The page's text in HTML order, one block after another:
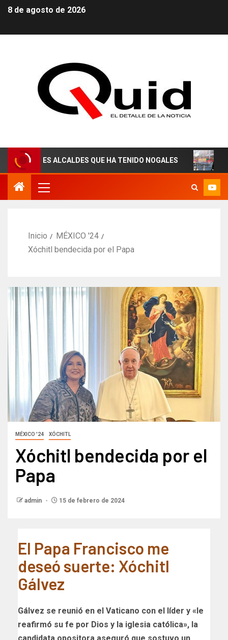
8 de agosto de 2026
ALCALDES QUE HA TENIDO NOGALES ¡AGUAS
Inicio
MÉXICO '24
Xóchitl bendecida por el Papa
MÉXICO '24 XÓCHITL
Xóchitl bendecida por el
Papa
admin 15 de febrero de 2024
El Papa Francisco me
deseó suerte: Xóchitl
Gálvez
Gálvez se reunió en el Vaticano con el líder y «le
reafirmó su fe por Dios y la iglesia católica», la
candidata opositora aseguró que sostuvo un